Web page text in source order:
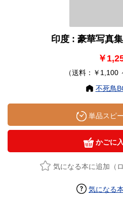
印度 : 豪華写真
￥
（送料：￥1,100
不死鳥
単品スピ
かごに
気になる本に追加（
気になる